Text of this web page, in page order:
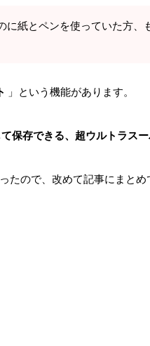
に紙とペンを使っていた方、
」という機能があります。
保存できる、超ウルトラス
たので、改めて記事にまとめ